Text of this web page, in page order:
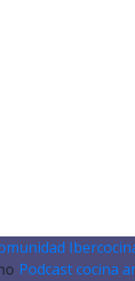
Podcast cocina